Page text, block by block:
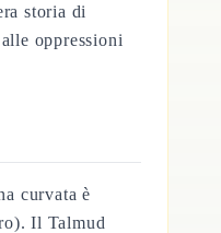
storia di
oppressioni
curvata è
Il Talmud